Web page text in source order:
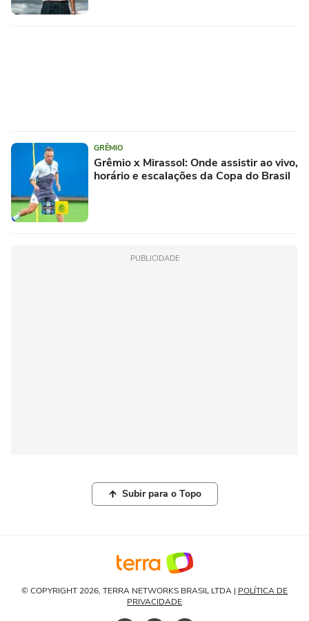
GRÊMIO
Grêmio x Mirassol: Onde assistir ao vivo,
horário e escalações da Copa do Brasil
PUBLICIDADE
Subir para o Topo
© COPYRIGHT 2026, TERRA NETWORKS BRASIL LTDA | POLÍTICA DE
PRIVACIDADE